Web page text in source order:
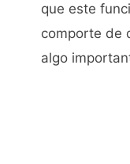
que este
comporte de
algo